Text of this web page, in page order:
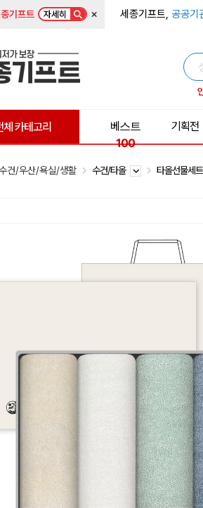
기프트 자세히 × 세종기프트, 공공기
체 카테고리
베스트
100
기획전
수건/우산/욕실/생활 수건/타올 타올선물세